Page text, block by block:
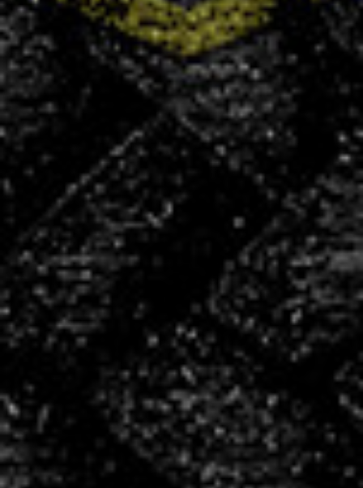
+400
licenciés
+100
partenaires
50
bénévoles
4
salariés